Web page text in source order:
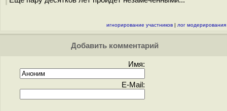
игнорирование участников | лог модерирования
Добавить комментарий
Имя:
E-Mail: